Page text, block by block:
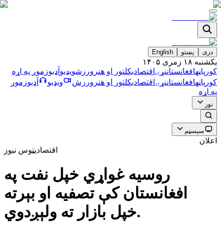
دری پښتو English
يکشنبه ۱۸ زمری ۱۴۰۵
کورپاڼهافغانستاننړۍ اقتصاديکلتور او هنر ورزشویډیو آډیوزموږ په اړه
کورپاڼهافغانستاننړۍ اقتصاديکلتور او هنر ورزش ویډیو آډیوزموږ
په اړه
نور
سیسټم
اعلان
اقتصاديټوس نیوز
روسيه غواړي خپل نفت په
افغانستان كې تصفيه او بېرته
خپل بازار ته ولېږدوي.